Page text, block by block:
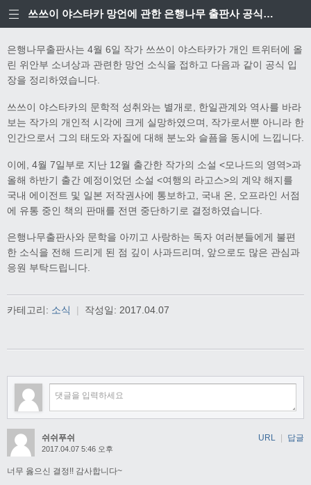
쓰쓰이 야스타카 망언에 관한 은행나무 출판사 공식입장
은행나무출판사는 4월 6일 작가 쓰쓰이 야스타카가 개인 트위터에 올
린 위안부 소녀상과 관련한 망언 소식을 접하고 다음과 같이 공식 입
장을 정리하였습니다.
쓰쓰이 야스타카의 문학적 성취와는 별개로, 한일관계와 역사를 바라
보는 작가의 개인적 시각에 크게 실망하였으며, 작가로서뿐 아니라 한
인간으로서 그의 태도와 자질에 대해 분노와 슬픔을 동시에 느낍니다.
이에, 4월 7일부로 지난 12월 출간한 작가의 소설 <모나드의 영역>과
올해 하반기 출간 예정이었던 소설 <여행의 라고스>의 계약 해지를
국내 에이전트 및 일본 저작권사에 통보하고, 국내 온, 오프라인 서점
에 유통 중인 책의 판매를 전면 중단하기로 결정하였습니다.
은행나무출판사와 문학을 아끼고 사랑하는 독자 여러분들에게 불편
한 소식을 전해 드리게 된 점 깊이 사과드리며, 앞으로도 많은 관심과
응원 부탁드립니다.
카테고리: 소식 | 작성일: 2017.04.07
쉬쉬푸쉬
2017.04.07 5:46 오후
너무 옳으신 결정!! 감사합니다~
URL | 답글